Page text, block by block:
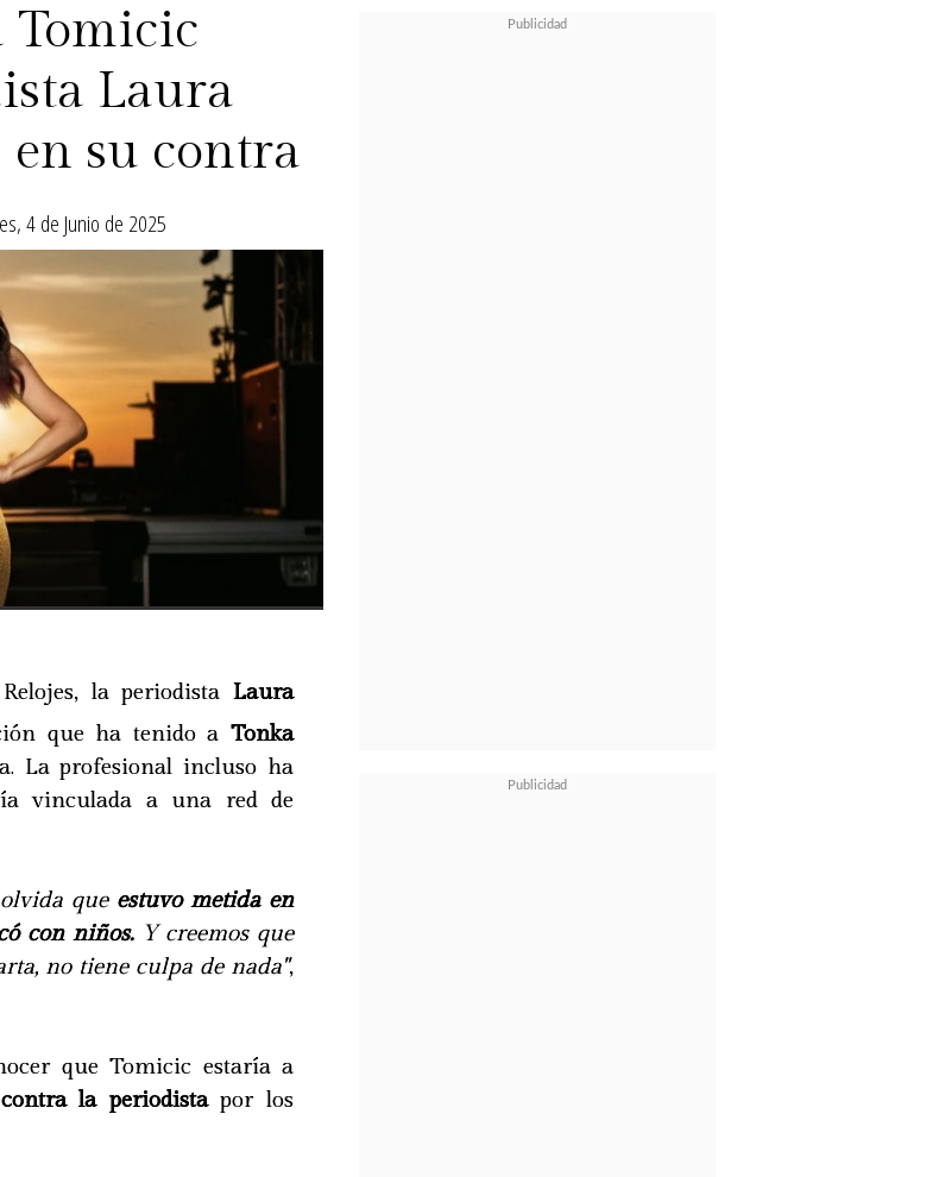
Tomicic
Laura
su contra
4 de Junio de 2025
la periodista Laura
que ha tenido a Tonka
La profesional incluso ha
vinculada a una red de
queestuvo metida en
con niños.Y creemos que
no tiene culpa de nada",
que Tomicic estaría a
la periodistapor los